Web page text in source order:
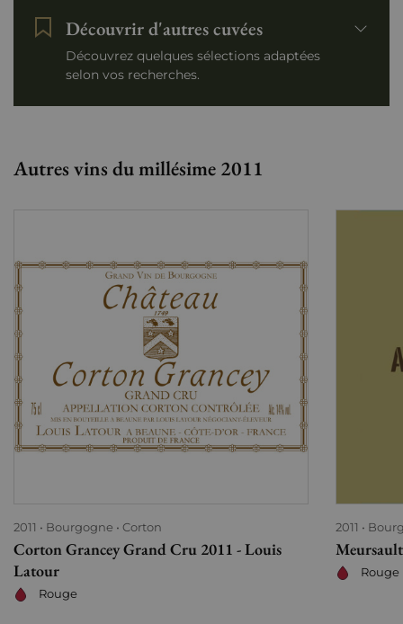
Découvrir d'autres cuvées
Découvrez quelques sélections adaptées
selon vos recherches.
Autres vins du millésime 2011
2011 Bourgogne Corton
Corton Grancey Grand Cru 2011 - Louis
Latour
Rouge
2011
Rouge